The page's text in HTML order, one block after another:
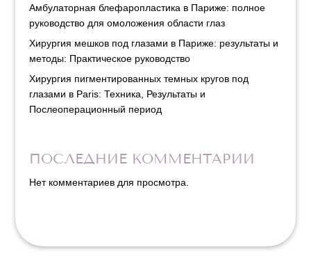
Амбулаторная блефаропластика в Париже: полное
руководство для омоложения области глаз
Хирургия мешков под глазами в Париже: результаты и
методы: Практическое руководство
Хирургия пигментированных темных кругов под
глазами в Paris: Техника, Результаты и
Послеоперационный период
ПОСЛЕДНИЕ КОММЕНТАРИИ
Нет комментариев для просмотра.